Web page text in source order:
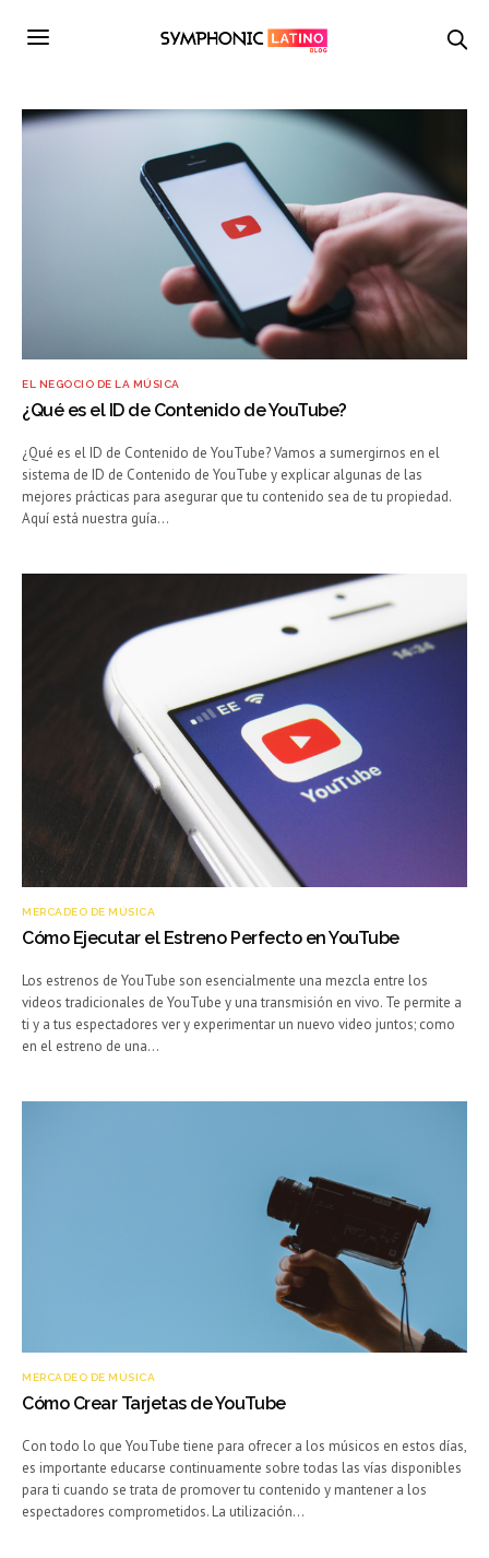
EL NEGOCIO DE LA MÚSICA
¿Qué es el ID de Contenido de YouTube?
¿Qué es el ID de Contenido de YouTube? Vamos a sumergirnos en el
sistema de ID de Contenido de YouTube y explicar algunas de las
mejores prácticas para asegurar que tu contenido sea de tu propiedad.
Aquí está nuestra guía…
MERCADEO DE MÚSICA
Cómo Ejecutar el Estreno Perfecto en YouTube
Los estrenos de YouTube son esencialmente una mezcla entre los
videos tradicionales de YouTube y una transmisión en vivo. Te permite a
ti y a tus espectadores ver y experimentar un nuevo video juntos; como
en el estreno de una…
MERCADEO DE MÚSICA
Cómo Crear Tarjetas de YouTube
Con todo lo que YouTube tiene para ofrecer a los músicos en estos días,
es importante educarse continuamente sobre todas las vías disponibles
para ti cuando se trata de promover tu contenido y mantener a los
espectadores comprometidos. La utilización…